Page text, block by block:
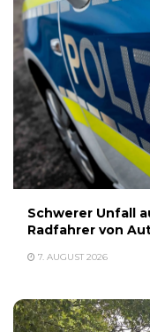
Schwerer Unfall
Radfahrer von
7. AUGUST 2026